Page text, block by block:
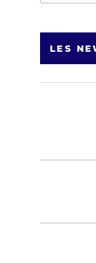
:
LES